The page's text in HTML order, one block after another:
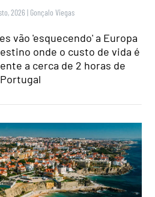
2026 | Gonçalo Viegas
vão 'esquecendo' a Europa
onde o custo de vida é
a cerca de 2 horas de
Portugal